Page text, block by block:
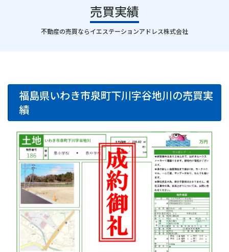
売買実績
｜
不動産の売買ならイエステーションアドレス株式会社
福島県いわき市泉町下川字谷地川の売買実
績